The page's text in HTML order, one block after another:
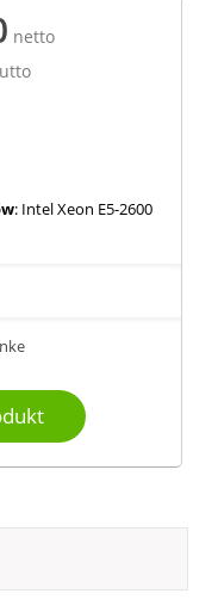
netto
: Intel Xeon E5-2600